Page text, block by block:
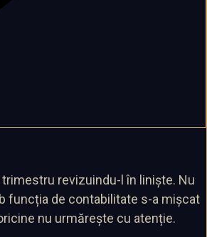
revizuindu-l în liniște. Nu
funcția de contabilitate s-a mișcat
nu urmărește cu atenție.